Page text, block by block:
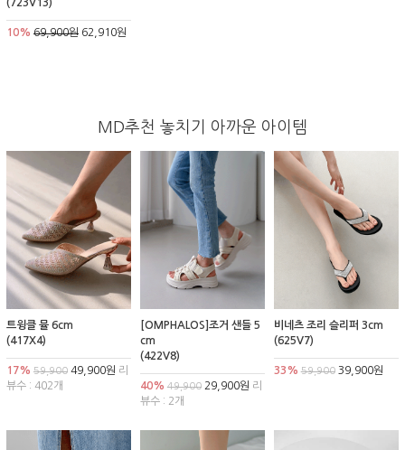
(723V13)
10% 69,900원 62,910원
MD추천 놓치기 아까운 아이템
트윙클 뮬 6cm
(417X4)
17% 59,900 49,900원 리
뷰수 : 402개
[OMPHALOS]조거 샌들 5
cm
(422V8)
40% 49,90029,900원 리
뷰수 : 2개
비네츠 조리 슬리퍼 3cm
(625V7)
33% 59,90039,900원